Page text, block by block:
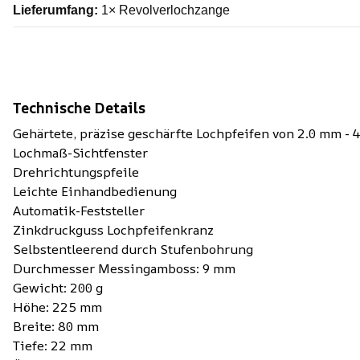
Lieferumfang: 1× Revolverlochzange
Technische Details
Gehärtete, präzise geschärfte Lochpfeifen von 2.0 mm -
Lochmaß-Sichtfenster
Drehrichtungspfeile
Leichte Einhandbedienung
Automatik-Feststeller
Zinkdruckguss Lochpfeifenkranz
Selbstentleerend durch Stufenbohrung
Durchmesser Messingamboss: 9 mm
Gewicht: 200 g
Höhe: 225 mm
Breite: 80 mm
Tiefe: 22 mm